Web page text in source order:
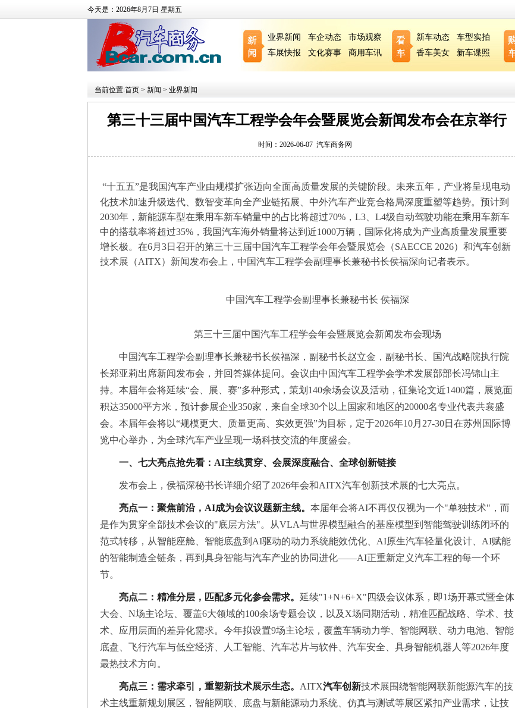
今天是：2026年8月7日 星期五
业界新闻 车企动态
市场观察
车展快报
文化赛事 商用车讯
新车动态
车型实拍
香车美女
新车谍照
当前位置:首页 > 新闻 > 业界新闻
第三十三届中国汽车工程学会年会暨展览会新闻发布会在京举行
时间：2026-06-07 汽车商务网
“十五五”是我国汽车产业由规模扩张迈向全面高质量发展的关键阶段。未来五年，产业将呈现电动
化技术加速升级迭代、数智变革向全产业链拓展、中外汽车产业竞合格局深度重塑等趋势。预计到
2030年，新能源车型在乘用车新车销量中的占比将超过70%，L3、L4级自动驾驶功能在乘用车新车
中的搭载率将超过35%，我国汽车海外销量将达到近1000万辆，国际化将成为产业高质量发展重要
增长极。在6月3日召开的第三十三届中国汽车工程学会年会暨展览会（SAECCE 2026）和汽车创新
技术展（AITX）新闻发布会上，中国汽车工程学会副理事长兼秘书长侯福深向记者表示。
中国汽车工程学会副理事长兼秘书长 侯福深
第三十三届中国汽车工程学会年会暨展览会新闻发布会现场
中国汽车工程学会副理事长兼秘书长侯福深，副秘书长赵立金，副秘书长、国汽战略院执行院
长郑亚莉出席新闻发布会，并回答媒体提问。会议由中国汽车工程学会学术发展部部长冯锦山主
持。本届年会将延续“会、展、赛”多种形式，策划140余场会议及活动，征集论文近1400篇，展览面
积达35000平方米，预计参展企业350家，来自全球30个以上国家和地区的20000名专业代表共襄盛
会。本届年会将以“规模更大、质量更高、实效更强”为目标，定于2026年10月27-30日在苏州国际博
览中心举办，为全球汽车产业呈现一场科技交流的年度盛会。
一、七大亮点抢先看：AI主线贯穿、会展深度融合、全球创新链接
发布会上，侯福深秘书长详细介绍了2026年会和AITX汽车创新技术展的七大亮点。
亮点一：聚焦前沿，AI成为会议议题新主线。 本届年会将AI不再仅仅视为一个"单独技术"，而
是作为贯穿全部技术会议的"底层方法"。从VLA与世界模型融合的基座模型到智能驾驶训练闭环的
范式转移，从智能座舱、智能底盘到AI驱动的动力系统能效优化、AI原生汽车轻量化设计、AI赋能
的智能制造全链条，再到具身智能与汽车产业的协同进化——AI正重新定义汽车工程的每一个环
节。
亮点二：精准分层，匹配多元化参会需求。 延续"1+N+6+X"四级会议体系，即1场开幕式暨全体
大会、N场主论坛、覆盖6大领域的100余场专题会议，以及X场同期活动，精准匹配战略、学术、技
术、应用层面的差异化需求。今年拟设置9场主论坛，覆盖车辆动力学、智能网联、动力电池、智能
底盘、飞行汽车与低空经济、人工智能、汽车芯片与软件、汽车安全、具身智能机器人等2026年度
最热技术方向。
亮点三：需求牵引，重塑新技术展示生态。 AITX汽车创新技术展围绕智能网联新能源汽车的技
术主线重新规划展区，智能网联、底盘与新能源动力系统、仿真与测试等展区紧扣产业需求，让技